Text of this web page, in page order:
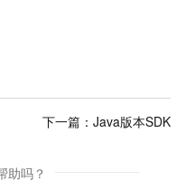
下一篇： Java版本SDK
助吗？